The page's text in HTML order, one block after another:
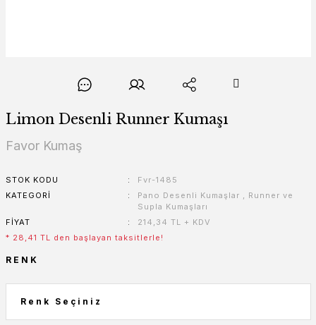
Limon Desenli Runner Kumaşı
Favor Kumaş
STOK KODU
Fvr-1485
KATEGORI
Pano Desenli Kumaşlar , Runner ve
Supla Kumaşları
FIYAT
214,34 TL + KDV
* 28,41 TL den başlayan taksitlerle!
RENK